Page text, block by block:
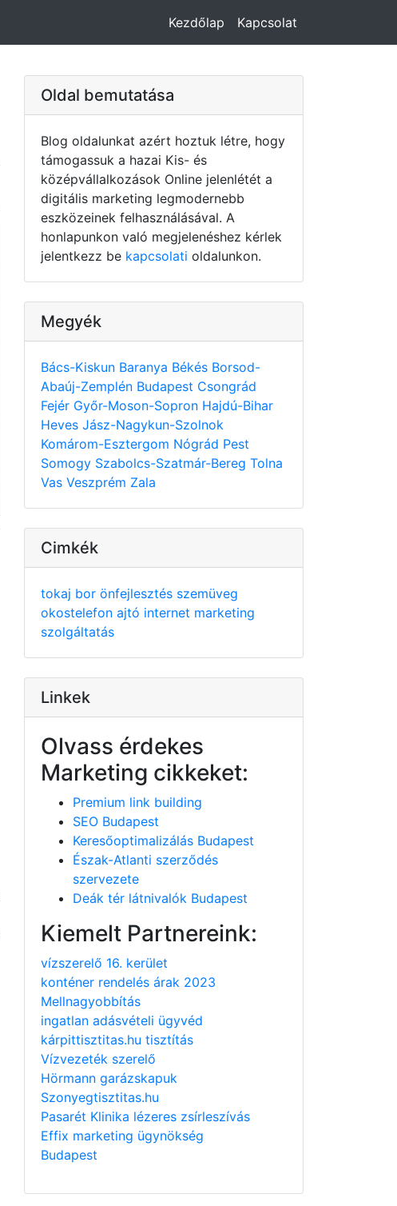
Kezdőlap Kapcsolat
Oldal bemutatása
Blog oldalunkat azért hoztuk létre, hogy
támogassuk a hazai Kis- és
középvállalkozások Online jelenlétét a
digitális marketing legmodernebb
eszközeinek felhasználásával. A
honlapunkon való megjelenéshez kérlek
jelentkezz be kapcsolati oldalunkon.
Megyék
Bács-Kiskun Baranya Békés Borsod-
Abaúj-Zemplén Budapest Csongrád
Fejér Győr-Moson-Sopron Hajdú-Bihar
Heves Jász-Nagykun-Szolnok
Komárom-Esztergom Nógrád Pest
Somogy Szabolcs-Szatmár-Bereg Tolna
Vas Veszprém Zala
Cimkék
tokaj bor önfejlesztés szemüveg
okostelefon ajtó internet marketing
szolgáltatás
Linkek
Olvass érdekes
Marketing cikkeket:
Premium link building
SEO Budapest
Keresőoptimalizálás Budapest
Észak-Atlanti szerződés
szervezete
Deák tér látnivalók Budapest
Kiemelt Partnereink:
vízszerelő 16. kerület
konténer rendelés árak 2023
Mellnagyobbítás
ingatlan adásvételi ügyvéd
kárpittisztitas.hu tisztítás
Vízvezeték szerelő
Hörmann garázskapuk
Szonyegtisztitas.hu
Pasarét Klinika lézeres zsírleszívás
Effix marketing ügynökség
Budapest